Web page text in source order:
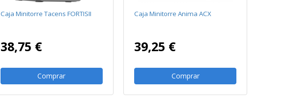
Caja Minitorre Tacens FORTISII
38,75 €
Comprar
Caja Minitorre Anima ACX
39,25 €
Comprar